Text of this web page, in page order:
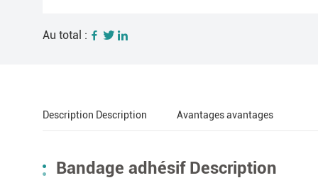
Au total :
Description Description Avantages avantages
Bandage adhésif Description